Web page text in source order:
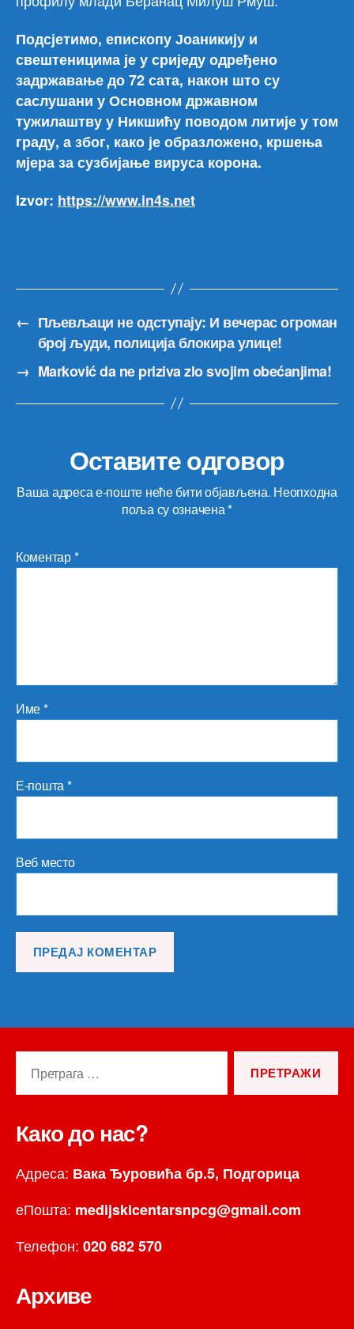
Подсјетимо, епископу Јоаникију и
свештеницима је у сриједу одређено
задржавање до 72 сата, након што су
саслушани у Основном државном
тужилаштву у Никшићу поводом литије у том
граду, а због, како је образложено, кршења
мјера за сузбијање вируса корона.
Izvor: https://www.in4s.net
← Пљевљаци не одступају: И вечерас огроман
број људи, полиција блокира улице!
→ Marković da ne priziva zlo svojim obećanjima!
Оставите одговор
Ваша адреса е-поште неће бити објављена. Неопходна
поља су означена*
Коментар*
Име*
Е-пошта*
Веб место
Како до нас?
Адреса: Вака Ђуровића бр.5, Подгорица
еПошта: medijskicentarsnpcg@gmail.com
Телефон: 020 682 570
Архиве